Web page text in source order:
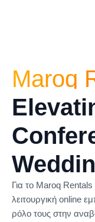
Maroq
Για το Maroq
λειτουργική online
ρόλο τους στην